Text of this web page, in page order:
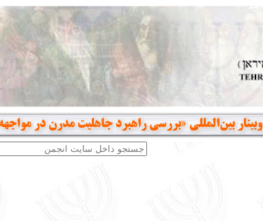
وبینار بین‌المللی «بررسی راهبرد جاهلیت مدرن در